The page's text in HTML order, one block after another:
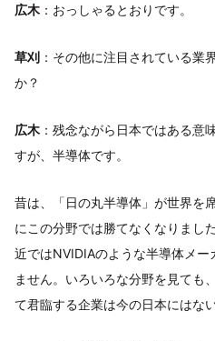
広木 ：おっしゃるとおりです。
草刈 ：その他に注目されている業
か？
広木 ：残念ながら日本ではある意
すが、半導体です。
昔は、「日の丸半導体」が世界を
にこの分野では勝てなくなりまし
近ではNVIDIAのような半導体メ
ません。いろいろな分野を見ても
て君臨する企業は今の日本にはな